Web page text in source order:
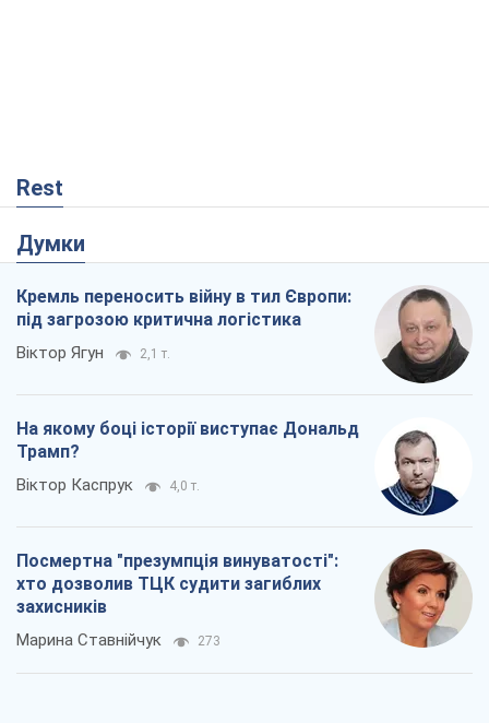
Rest
Думки
Кремль переносить війну в тил Європи:
під загрозою критична логістика
Віктор Ягун 2,1 т.
На якому боці історії виступає Дональд
Трамп?
Віктор Каспрук 4,0 т.
Посмертна "презумпція винуватості":
хто дозволив ТЦК судити загиблих
захисників
Марина Ставнійчук 273